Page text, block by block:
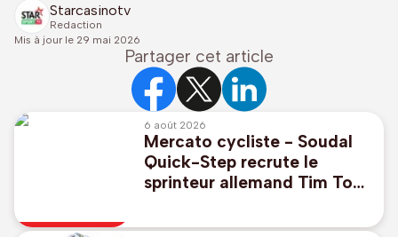
Starcasinotv
Redaction
Mis à jour le 29 mai 2026
Partager cet article
6 août 2026
Mercato cycliste - Soudal
Quick-Step recrute le
sprinteur allemand Tim Torn